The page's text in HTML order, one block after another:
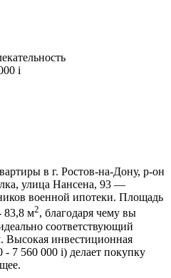
i
в г. Ростов-на-Дону, р-он
улица Нансена, 93 —
военной ипотеки. Площадь
83,8 м2, благодаря чему вы
соответствующий
Высокая инвестиционная
- 7 560 000 i) делает покупку